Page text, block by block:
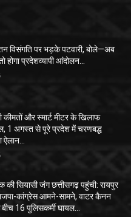
विसंगति पर भड़के पटवारी, बोले—अब
होगा प्रदेशव्यापी आंदोलन…
कीमतों और स्मार्ट मीटर के खिलाफ
1 अगस्त से पूरे प्रदेश में चरणबद्ध
की सियासी जंग छत्तीसगढ़ पहुंची: रायपुर
कांग्रेस आमने-सामने, वाटर कैनन
16 पुलिसकर्मी घायल…